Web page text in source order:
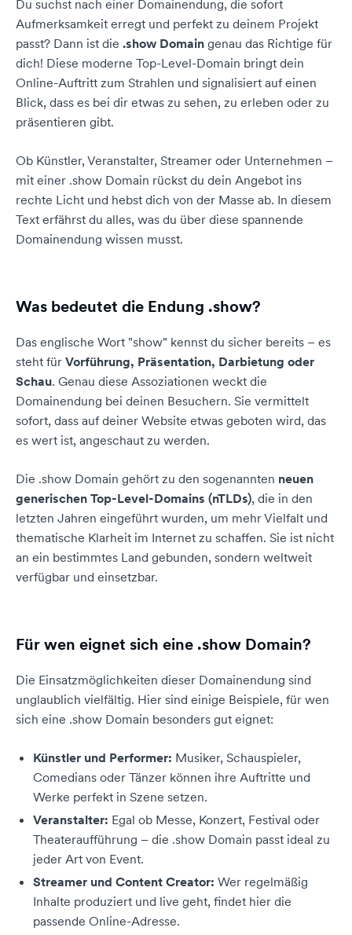
Du suchst nach einer Domainendung, die sofort
Aufmerksamkeit erregt und perfekt zu deinem Projekt
passt? Dann ist die .show Domain genau das Richtige für
dich! Diese moderne Top-Level-Domain bringt dein
Online-Auftritt zum Strahlen und signalisiert auf einen
Blick, dass es bei dir etwas zu sehen, zu erleben oder zu
präsentieren gibt.
Ob Künstler, Veranstalter, Streamer oder Unternehmen –
mit einer .show Domain rückst du dein Angebot ins
rechte Licht und hebst dich von der Masse ab. In diesem
Text erfährst du alles, was du über diese spannende
Domainendung wissen musst.
Was bedeutet die Endung .show?
Das englische Wort "show" kennst du sicher bereits – es
steht für Vorführung, Präsentation, Darbietung oder
Schau. Genau diese Assoziationen weckt die
Domainendung bei deinen Besuchern. Sie vermittelt
sofort, dass auf deiner Website etwas geboten wird, das
es wert ist, angeschaut zu werden.
Die .show Domain gehört zu den sogenannten neuen
generischen Top-Level-Domains (nTLDs), die in den
letzten Jahren eingeführt wurden, um mehr Vielfalt und
thematische Klarheit im Internet zu schaffen. Sie ist nicht
an ein bestimmtes Land gebunden, sondern weltweit
verfügbar und einsetzbar.
Für wen eignet sich eine .show Domain?
Die Einsatzmöglichkeiten dieser Domainendung sind
unglaublich vielfältig. Hier sind einige Beispiele, für wen
sich eine .show Domain besonders gut eignet:
Künstler und Performer: Musiker, Schauspieler,
Comedians oder Tänzer können ihre Auftritte und
Werke perfekt in Szene setzen.
Veranstalter: Egal ob Messe, Konzert, Festival oder
Theateraufführung – die .show Domain passt ideal zu
jeder Art von Event.
Streamer und Content Creator: Wer regelmäßig
Inhalte produziert und live geht, findet hier die
passende Online-Adresse.